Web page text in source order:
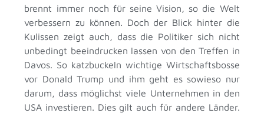
brennt immer noch für seine Vision, so die Welt
verbessern zu können. Doch der Blick hinter die
Kulissen zeigt auch, dass die Politiker sich nicht
unbedingt beeindrucken lassen von den Treffen in
Davos. So katzbuckeln wichtige Wirtschaftsbosse
vor Donald Trump und ihm geht es sowieso nur
darum, dass möglichst viele Unternehmen in den
USA investieren. Dies gilt auch für andere Länder.